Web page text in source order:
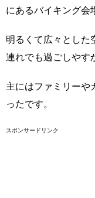
にあるバイキング会
明るくて広々とした
連れでも過ごしやす
主にはファミリーや
ったです。
スポンサードリンク